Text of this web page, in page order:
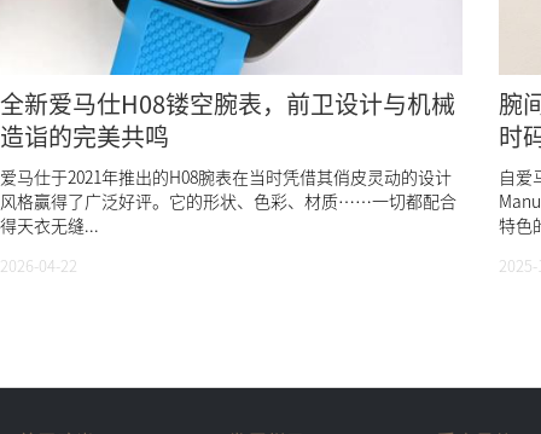
全新爱马仕H08镂空腕表，前卫设计与机械
造诣的完美共鸣
爱马仕于2021年推出的H08腕表在当时凭借其俏皮灵动的设计
风格赢得了广泛好评。它的形状、色彩、材质……一切都配合
得天衣无缝...
2026-04-22
腕
时
自爱
特色